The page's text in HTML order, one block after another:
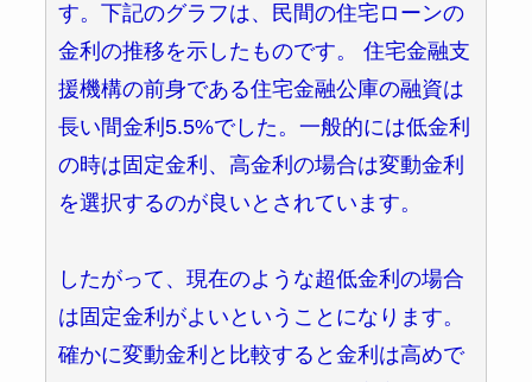
す。下記のグラフは、民間の住宅ローンの
金利の推移を示したものです。 住宅金融支
援機構の前身である住宅金融公庫の融資は
長い間金利5.5%でした。一般的には低金利
の時は固定金利、高金利の場合は変動金利
を選択するのが良いとされています。
したがって、現在のような超低金利の場合
は固定金利がよいということになります。
確かに変動金利と比較すると金利は高めで